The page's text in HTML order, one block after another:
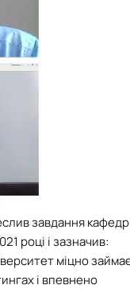
завдання кафедр
році і зазначив:
міцно
і впевнено